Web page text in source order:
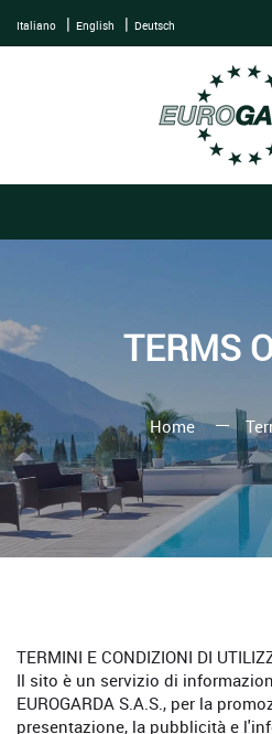
Italiano English Deutsch
TERMS
Home
TERMINI E CONDIZIONI DI
Il sito è un servizio di
EUROGARDA S.A.S., per la
presentazione, la pubblicità e